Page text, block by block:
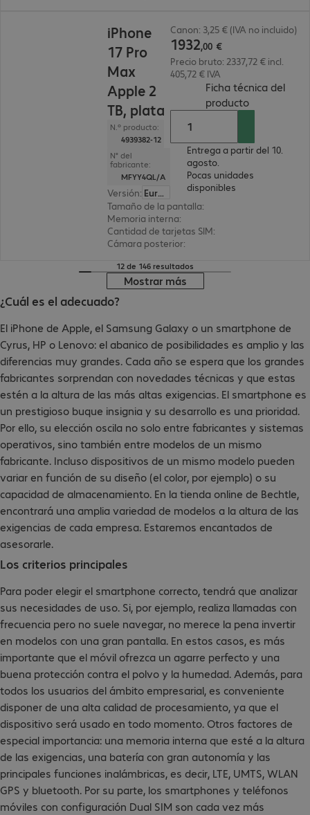
iPhone
17 Pro
Max
Apple 2
TB, plata
N.º producto:
4939382-12
N° del
fabricante:
MFYY4QL/A
Versión:
Europa
Tamaño de la pantalla:
Memoria interna:
Cantidad de tarjetas SIM:
Cámara posterior:
Canon: 3,25 € (IVA no incluido)
1932,00 €
Precio bruto: 2337,72 € incl.
405,72 € IVA
Ficha técnica del
producto(
Entrega a partir del 10.
agosto.
Pocas unidades
disponibles
12 de 146 resultados
Mostrar más
¿Cuál es el adecuado?
El iPhone de Apple, el Samsung Galaxy o un smartphone de
Cyrus, HP o Lenovo: el abanico de posibilidades es amplio y las
diferencias muy grandes. Cada año se espera que los grandes
fabricantes sorprendan con novedades técnicas y que estas
estén a la altura de las más altas exigencias. El smartphone es
un prestigioso buque insignia y su desarrollo es una prioridad.
Por ello, su elección oscila no solo entre fabricantes y sistemas
operativos, sino también entre modelos de un mismo
fabricante. Incluso dispositivos de un mismo modelo pueden
variar en función de su diseño (el color, por ejemplo) o su
capacidad de almacenamiento. En la tienda online de Bechtle,
encontrará una amplia variedad de modelos a la altura de las
exigencias de cada empresa. Estaremos encantados de
asesorarle.
Los criterios principales
Para poder elegir el smartphone correcto, tendrá que analizar
sus necesidades de uso. Si, por ejemplo, realiza llamadas con
frecuencia pero no suele navegar, no merece la pena invertir
en modelos con una gran pantalla. En estos casos, es más
importante que el móvil ofrezca un agarre perfecto y una
buena protección contra el polvo y la humedad. Además, para
todos los usuarios del ámbito empresarial, es conveniente
disponer de una alta calidad de procesamiento, ya que el
dispositivo será usado en todo momento. Otros factores de
especial importancia: una memoria interna que esté a la altura
de las exigencias, una batería con gran autonomía y las
principales funciones inalámbricas, es decir, LTE, UMTS, WLAN
GPS y bluetooth. Por su parte, los smartphones y teléfonos
móviles con configuración Dual SIM son cada vez más